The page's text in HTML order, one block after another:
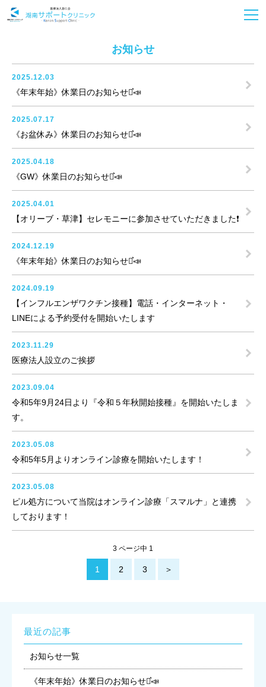
お知らせ
2025.12.03
《年末年始》休業日のお知らせ⋆͛📣
2025.07.17
《お盆休み》休業日のお知らせ⋆͛📣
2025.04.18
《GW》休業日のお知らせ⋆͛📣
2025.04.01
【オリーブ・草津】セレモニーに参加させていただきました❗
2024.12.19
《年末年始》休業日のお知らせ⋆͛📣
2024.09.19
【インフルエンザワクチン接種】電話・インターネット・
LINEによる予約受付を開始いたします
2023.11.29
医療法人設立のご挨拶
2023.09.04
令和5年9月24日より『令和５年秋開始接種』を開始いたしま
す。
2023.05.08
令和5年5月よりオンライン診療を開始いたします！
2023.05.08
ピル処方について当院はオンライン診療「スマルナ」と連携
しております！
3 ページ中 1
1 2 3 ＞
最近の記事
お知らせ一覧
《年末年始》休業日のお知らせ⋆͛📣